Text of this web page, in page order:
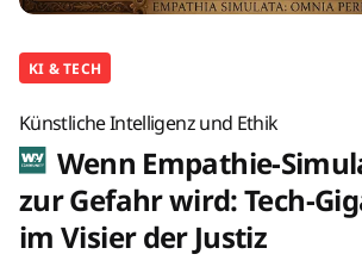
KI & TECH
Künstliche Intelligenz und Ethik
Wenn Empathie-
zur Gefahr wird: Tech-
im Visier der Justiz